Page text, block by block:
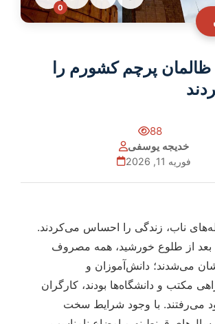
0
پرچم کشورم را
88
خدیجه یوسفی
فوریه 11, 2026
ناب، زندگی را احساس می‌کردند.
بعد از طلوع خورشید، همه مصروف
می‌شدند؛ دانش‌آموزان و
مکتب و دانشگاه‌ها بودند، کارگران
می‌رفتند. با وجود شرایط سخت